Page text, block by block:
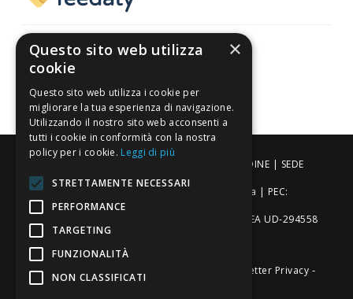
Pagamenti sicuri
Newsletter Privacy -
ALDIGIÙ S.R.L. | Via Cortazzis 15 33100 - UDINE | SEDE
OPERATIVA: Via del Progresso 3 - Padova | PEC:
aldigiusrl@pec.it | C.F. e P.IVA 02873920306 REA UD-294558
Capitale sociale: € 27.086,97
×
Questo sito web utilizza
cookie
Questo sito web utilizza i cookie per
migliorare la tua esperienza di navigazione.
Utilizzando il nostro sito web acconsenti a
tutti i cookie in conformità con la nostra
policy per i cookie. Leggi di più
STRETTAMENTE NECESSARI
PERFORMANCE
TARGETING
FUNZIONALITÀ
NON CLASSIFICATI